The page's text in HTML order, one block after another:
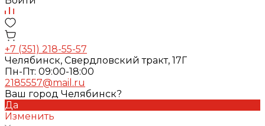
+7 (351) 218-55-57
Челябинск, Свердловский тракт, 17Г
Пн-Пт: 09:00-18:00
2185557@mail.ru
Ваш город Челябинск?
Да
Изменить